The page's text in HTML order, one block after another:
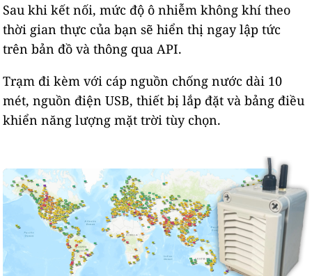
Sau khi kết nối, mức độ ô nhiễm không khí theo
thời gian thực của bạn sẽ hiển thị ngay lập tức
trên bản đồ và thông qua API.
Trạm đi kèm với cáp nguồn chống nước dài 10
mét, nguồn điện USB, thiết bị lắp đặt và bảng điều
khiển năng lượng mặt trời tùy chọn.